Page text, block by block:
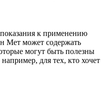
к применению
Мет может содержать
могут быть полезны
для тех, кто хочет